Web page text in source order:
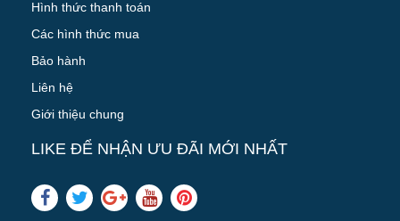
Hình thức thanh toán
Các hình thức mua
Bảo hành
Liên hệ
Giới thiệu chung
LIKE ĐỂ NHẬN ƯU ĐÃI MỚI NHẤT